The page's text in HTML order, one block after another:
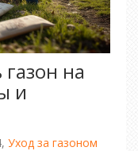
на
и
Уход за газоном